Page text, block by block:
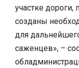
участке
созданы
для
саженцев», –